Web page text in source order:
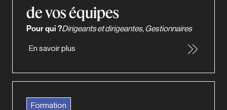
de vos équipes
Pour qui ?Dirigeants et dirigeantes, Gestionnaires
En savoir plus
Formation